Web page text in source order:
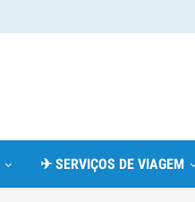
✈ SERVIÇOS DE VIAGEM